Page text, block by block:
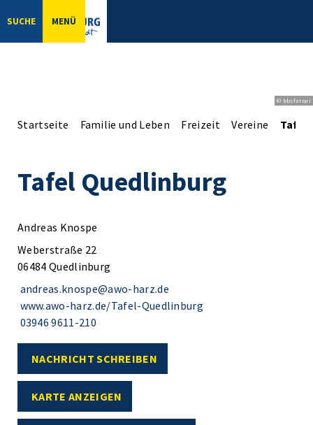
SUCHE MENÜ
© bbsferrari
Startseite Familie und Leben Freizeit Vereine Tafel
Tafel Quedlinburg
Andreas Knospe
Weberstraße 22
06484 Quedlinburg
andreas.knospe@awo-harz.de
www.awo-harz.de/Tafel-Quedlinburg
03946 9611-210
NACHRICHT SCHREIBEN
KARTE ANZEIGEN